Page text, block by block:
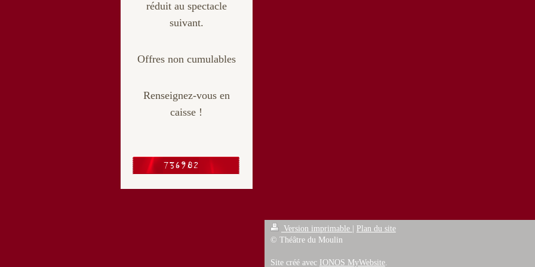
réduit au spectacle
suivant.
Offres non cumulables
Renseignez-vous en
caisse !
Version imprimable
Plan du site
© Théâtre du Moulin
Site créé avec IONOS MyWebsite.